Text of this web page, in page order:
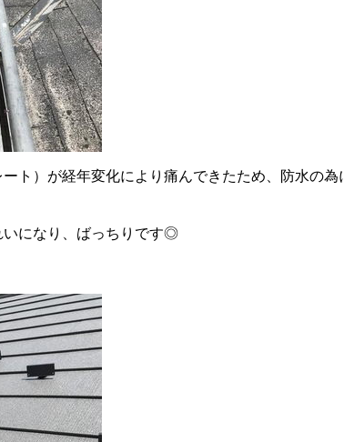
ト）が経年変化により痛んできたため、防水の
いになり、ばっちりです◎